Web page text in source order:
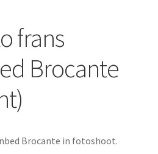
frans
Brocante
Brocante in fotoshoot.